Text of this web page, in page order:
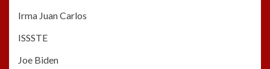
Irma Juan Carlos
ISSSTE
Joe Biden